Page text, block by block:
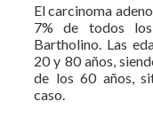
El carcinoma
7% de todos
Bartholino. Las
20 y 80 años,
de los 60 años,
caso.